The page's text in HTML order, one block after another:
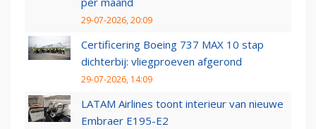
29-07-2026, 20:09
Certificering Boeing 737 MAX 10 stap
dichterbij: vliegproeven afgerond
29-07-2026, 14:09
LATAM Airlines toont interieur van nieuwe
Embraer E195-E2